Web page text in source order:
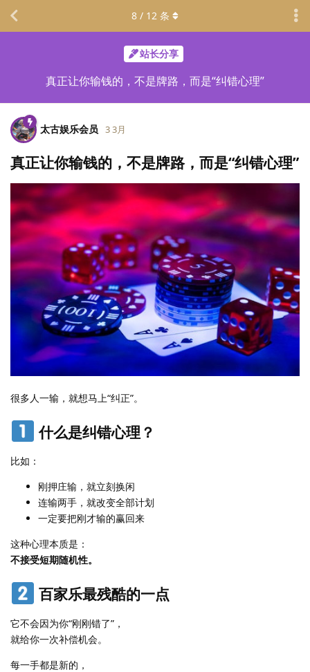
站长分享
真正让你输钱的，不是牌路，而是“纠错心理”
8 / 12 条
太古娱乐会员 3 3月
真正让你输钱的，不是牌路，而是“纠错心理”
很多人一输，就想马上“纠正”。
什么是纠错心理？
比如：
刚押庄输，就立刻换闲
连输两手，就改变全部计划
一定要把刚才输的赢回来
这种心理本质是：
不接受短期随机性。
百家乐最残酷的一点
它不会因为你“刚刚错了”，
就给你一次补偿机会。
每一手都是新的，